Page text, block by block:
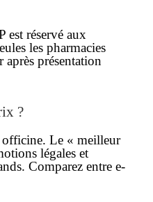
est réservé aux
les pharmacies
après présentation
?
officine. Le « meilleur
légales et
Comparez entre e-